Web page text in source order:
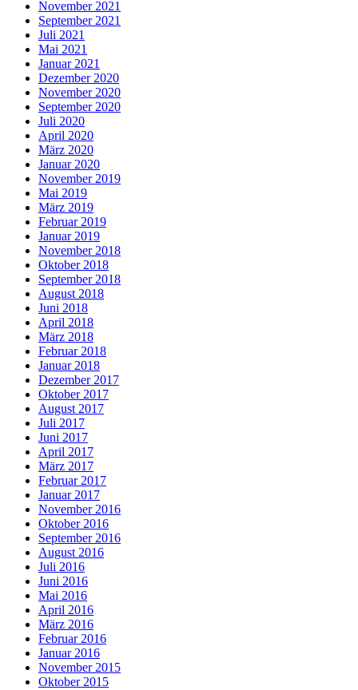
November 2021
September 2021
Juli 2021
Mai 2021
Januar 2021
Dezember 2020
November 2020
September 2020
Juli 2020
April 2020
März 2020
Januar 2020
November 2019
Mai 2019
März 2019
Februar 2019
Januar 2019
November 2018
Oktober 2018
September 2018
August 2018
Juni 2018
April 2018
März 2018
Februar 2018
Januar 2018
Dezember 2017
Oktober 2017
August 2017
Juli 2017
Juni 2017
April 2017
März 2017
Februar 2017
Januar 2017
November 2016
Oktober 2016
September 2016
August 2016
Juli 2016
Juni 2016
Mai 2016
April 2016
März 2016
Februar 2016
Januar 2016
November 2015
Oktober 2015